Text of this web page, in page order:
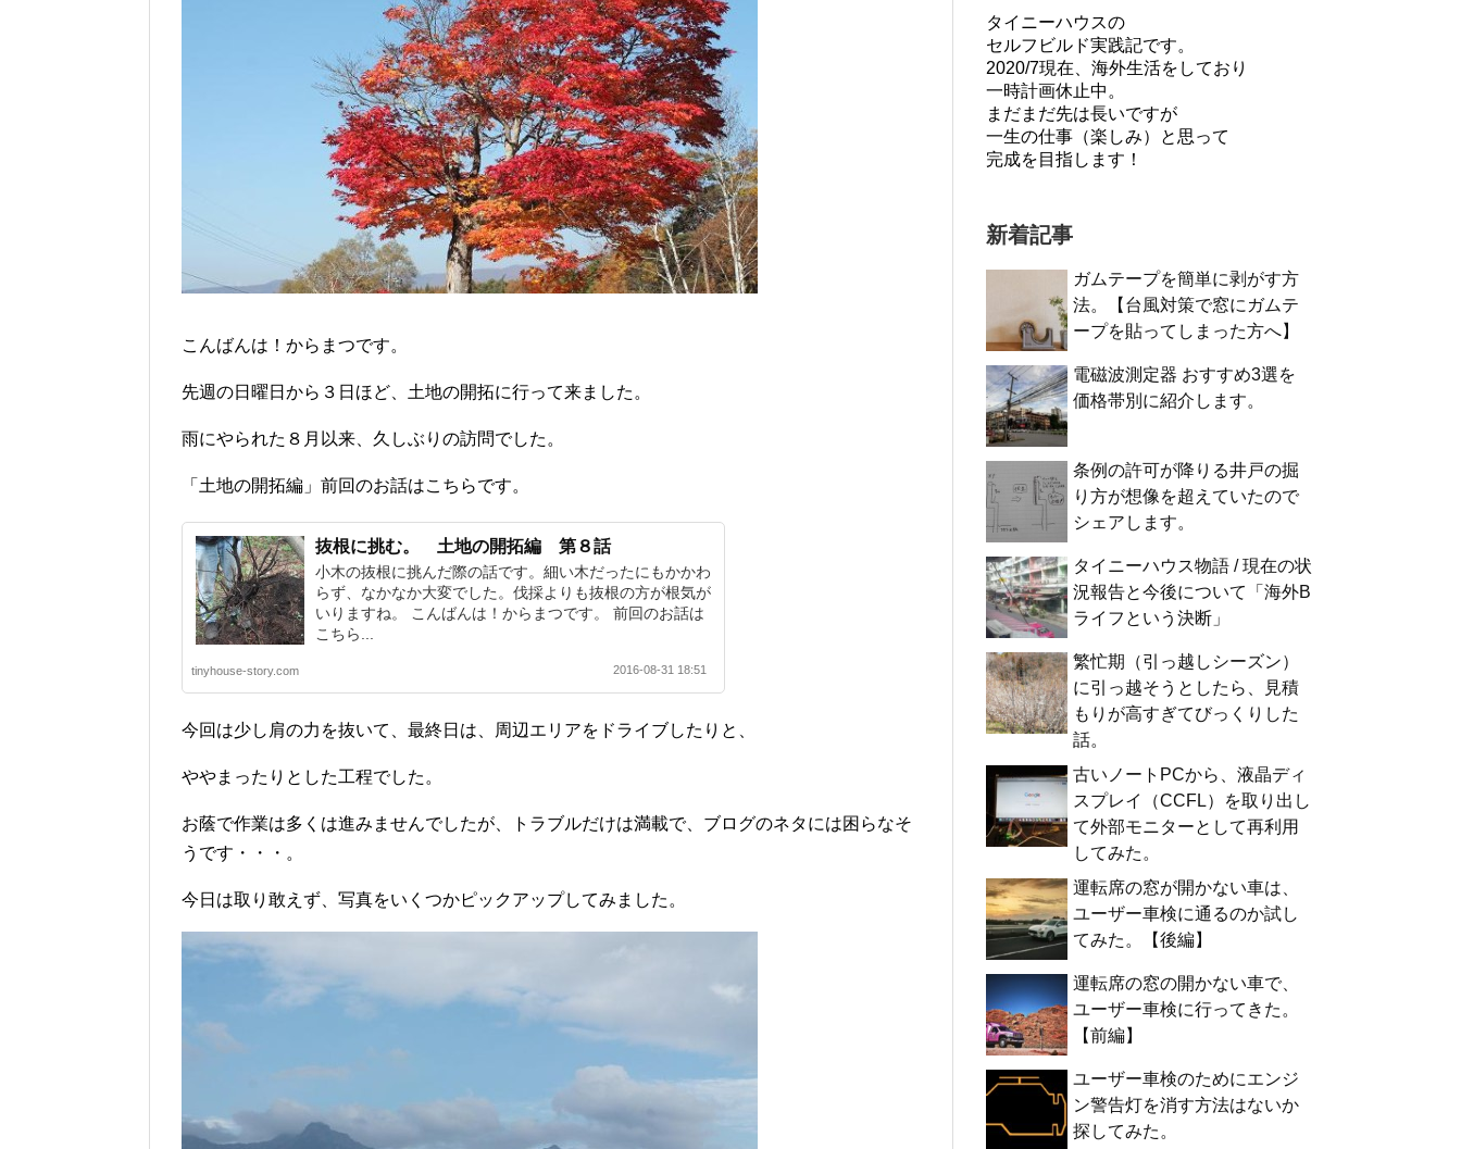
こんばんは！からまつです。
先週の日曜日から３日ほど、土地の開拓に行って来ました。
雨にやられた８月以来、久しぶりの訪問でした。
「土地の開拓編」前回のお話はこちらです。
抜根に挑む。 土地の開拓編 第８話
小木の抜根に挑んだ際の話です。細い木だったにもかかわ
らず、なかなか大変でした。伐採よりも抜根の方が根気が
いりますね。 こんばんは！からまつです。 前回のお話は
こちら...
tinyhouse-story.com 2016-08-31 18:51
今回は少し肩の力を抜いて、最終日は、周辺エリアをドライブしたりと、
ややまったりとした工程でした。
お蔭で作業は多くは進みませんでしたが、トラブルだけは満載で、ブログのネタには困らなそ
うです・・・。
今日は取り敢えず、写真をいくつかピックアップしてみました。
タイニーハウスの
セルフビルド実践記です。
2020/7現在、海外生活をしており
一時計画休止中。
まだまだ先は長いですが
一生の仕事（楽しみ）と思って
完成を目指します！
新着記事
ガムテープを簡単に剥がす方
法。【台風対策で窓にガムテ
ープを貼ってしまった方へ】
電磁波測定器 おすすめ3選を
価格帯別に紹介します。
条例の許可が降りる井戸の掘
り方が想像を超えていたので
シェアします。
タイニーハウス物語 / 現在の状
況報告と今後について「海外B
ライフという決断」
繁忙期（引っ越しシーズン）
に引っ越そうとしたら、見積
もりが高すぎてびっくりした
話。
古いノートPCから、液晶ディ
スプレイ（CCFL）を取り出し
て外部モニターとして再利用
してみた。
運転席の窓が開かない車は、
ユーザー車検に通るのか試し
てみた。【後編】
運転席の窓の開かない車で、
ユーザー車検に行ってきた。
【前編】
ユーザー車検のためにエンジ
ン警告灯を消す方法はないか
探してみた。